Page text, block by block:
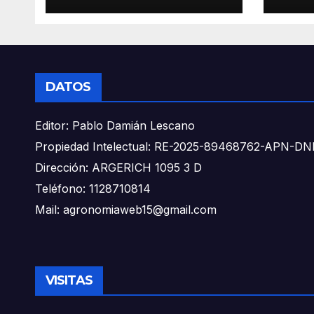
DATOS
Editor: Pablo Damián Lescano
Propiedad Intelectual: RE-2025-89468762-APN-
Dirección: ARGERICH 1095 3 D
Teléfono: 1128710814
Mail: agronomiaweb15@gmail.com
VISITAS